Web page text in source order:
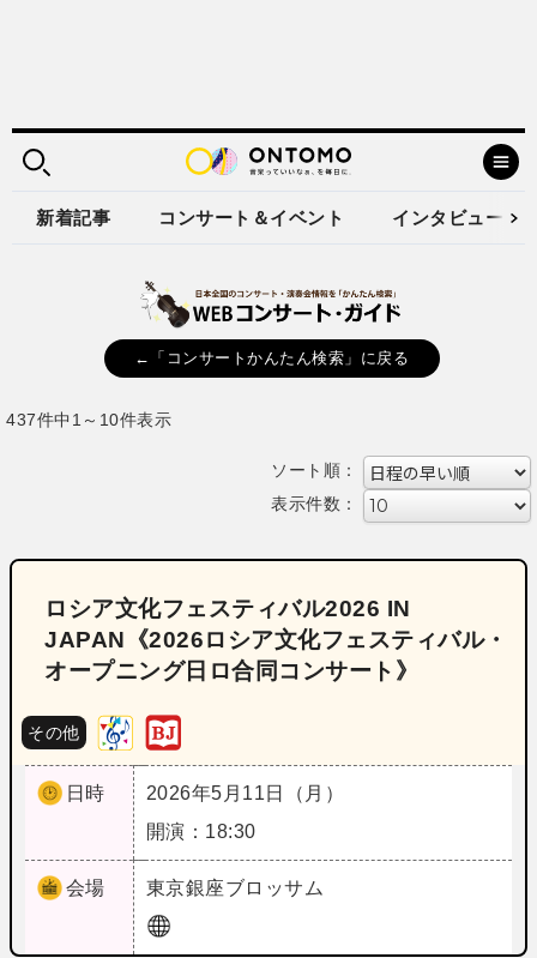
新着記事 コンサート＆イベント インタビュー
←「コンサートかんたん検索」に戻る
437件中1～10件表示
ソート順：
表示件数：
ロシア文化フェスティバル2026 IN
JAPAN《2026ロシア文化フェスティバル・
オープニング日ロ合同コンサート》
その他
日時
2026年5月11日（月）
開演：18:30
会場 東京銀座ブロッサム